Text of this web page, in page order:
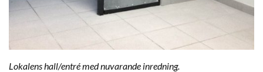
Lokalens hall/entré med nuvarande inredning.